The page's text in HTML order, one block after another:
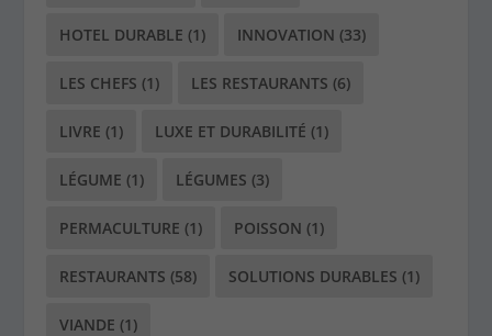
HOTEL DURABLE (1) INNOVATION (33)
LES CHEFS (1) LES RESTAURANTS (6)
LIVRE (1) LUXE ET DURABILITÉ (1)
LÉGUME (1) LÉGUMES (3)
PERMACULTURE (1) POISSON (1)
RESTAURANTS (58) SOLUTIONS DURABLES (1)
VIANDE (1)